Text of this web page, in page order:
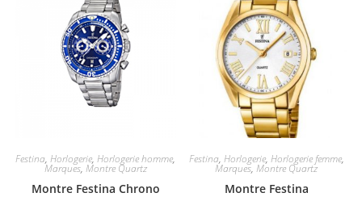
Festina,Horlogerie,Horlogerie homme,
Marques, Montre Quartz
Montre Festina Chrono
Festina, Horlogerie, Horlogerie femme,
Marques,Montre Quartz
Montre Festina